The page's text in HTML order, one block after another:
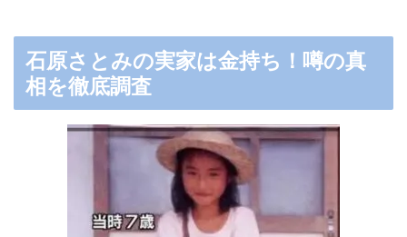
石原さとみの実家は金持ち！噂の真
相を徹底調査